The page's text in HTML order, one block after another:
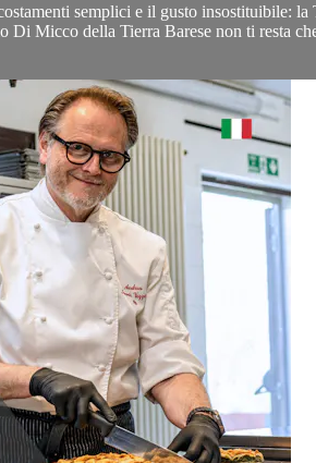
semplici e il gusto insostituibile: la
Di Micco della Tierra Barese non ti resta